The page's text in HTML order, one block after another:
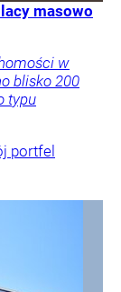
masowo
w
blisko 200
typu
portfel